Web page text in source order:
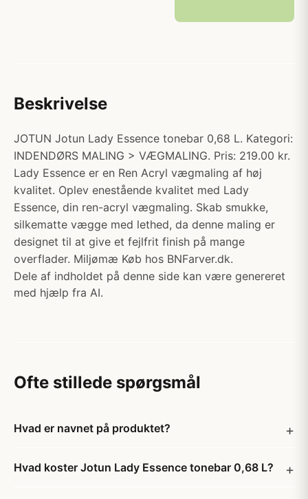
Beskrivelse
JOTUN Jotun Lady Essence tonebar 0,68 L. Kategori:
INDENDØRS MALING > VÆGMALING. Pris: 219.00 kr.
Lady Essence er en Ren Acryl vægmaling af høj
kvalitet. Oplev enestående kvalitet med Lady
Essence, din ren-acryl vægmaling. Skab smukke,
silkematte vægge med lethed, da denne maling er
designet til at give et fejlfrit finish på mange
overflader. Miljømæ Køb hos BNFarver.dk.
Dele af indholdet på denne side kan være genereret
med hjælp fra AI.
Ofte stillede spørgsmål
Hvad er navnet på produktet?
Hvad koster Jotun Lady Essence tonebar 0,68 L?